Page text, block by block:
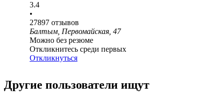
3.4
•
27897 отзывов
Балтым, Первомайская, 47
Можно без резюме
Откликнитесь среди первых
Откликнуться
Другие пользователи ищут